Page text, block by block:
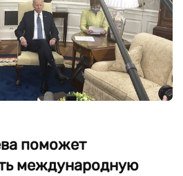
поможет
международную